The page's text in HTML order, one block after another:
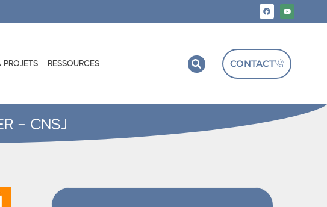
PROJETS RESSOURCES CONTACT
– CNSJ